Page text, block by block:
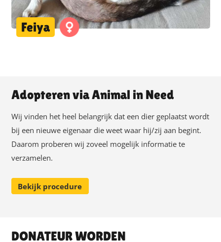
Feiya
Adopteren via Animal in Need
Wij vinden het heel belangrijk dat een dier geplaatst wordt
bij een nieuwe eigenaar die weet waar hij/zij aan begint.
Daarom proberen wij zoveel mogelijk informatie te
verzamelen.
Bekijk procedure
DONATEUR WORDEN